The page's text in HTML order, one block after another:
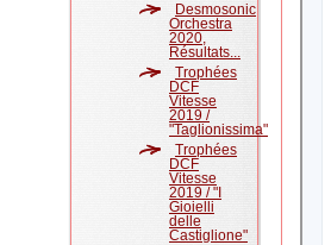
Desmosonic
Orchestra
2020,
Résultats...
Trophées
DCF
Vitesse
2019 /
"Taglionissima"
Trophées
DCF
Vitesse
2019 / "I
Gioielli
delle
Castiglione"